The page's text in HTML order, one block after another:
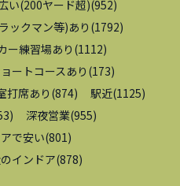
い(200ヤード超)(952)
ックマン等)あり (1792)
ー練習場あり (1112)
ートコースあり (173)
打席あり (874) 駅近(1125)
) 深夜営業(955)
で安い(801)
インドア(878)